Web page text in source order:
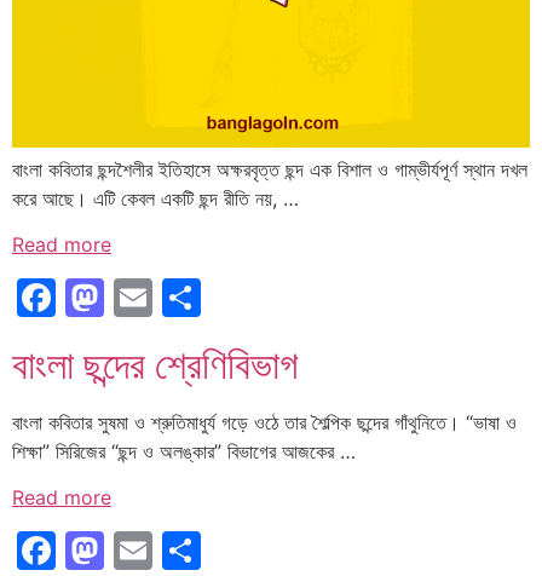
বাংলা কবিতার ছন্দশৈলীর ইতিহাসে অক্ষরবৃত্ত ছন্দ এক বিশাল ও গাম্ভীর্যপূর্ণ স্থান দখল
করে আছে। এটি কেবল একটি ছন্দ রীতি নয়, …
Read more
Facebook
Mastodon
Email
বাংলা ছন্দের শ্রেণিবিভাগ
বাংলা কবিতার সুষমা ও শ্রুতিমাধুর্য গড়ে ওঠে তার শৈল্পিক ছন্দের গাঁথুনিতে। “ভাষা ও
শিক্ষা” সিরিজের “ছন্দ ও অলঙ্কার” বিভাগের আজকের …
Read more
Facebook
Mastodon
Email